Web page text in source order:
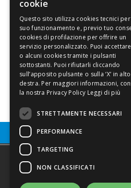
FACEBOOK
Sede legale, Redazione, pubblicità e
Modena S.r.l. via Emilia Est, 402/6 -
Direttore Resp. Giovanni Botti | email:
cookie
Leggi di più
STRETTAMENTE NECESSARI
PERFORMANCE
TARGETING
NON CLASSIFICATI